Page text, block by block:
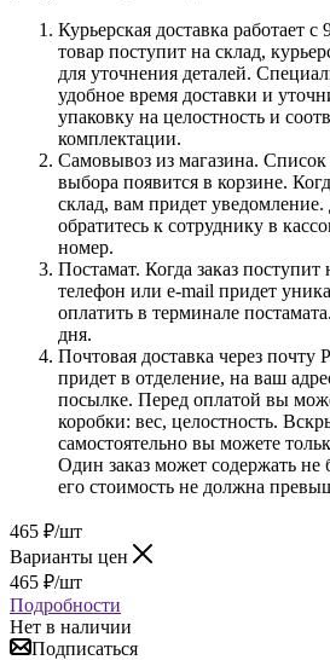
Курьерская доставка работает с
товар поступит на склад,
для уточнения деталей.
удобное время доставки и
упаковку на целостность и
комплектации.
Самовывоз из магазина. Список
выбора появится в корзине.
склад, вам придет уведомление.
обратитесь к сотруднику в
номер.
Постамат. Когда заказ поступит
телефон или e-mail придет
оплатить в терминале
дня.
Почтовая доставка через почту
придет в отделение, на ваш
посылке. Перед оплатой вы
коробки: вес, целостность.
самостоятельно вы можете
Один заказ может содержать
его стоимость не должна
465 ₽/шт
Варианты цен
465 ₽/шт
Подробности
Нет в наличии
Подписаться